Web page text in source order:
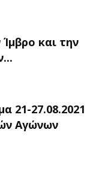
και την
21-27.08.2021
Αγώνων